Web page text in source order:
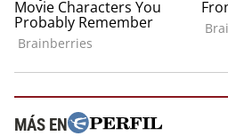
MÁS EN